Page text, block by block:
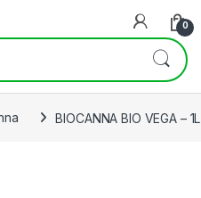
0
BIOCANNA BIO VEGA – 1L